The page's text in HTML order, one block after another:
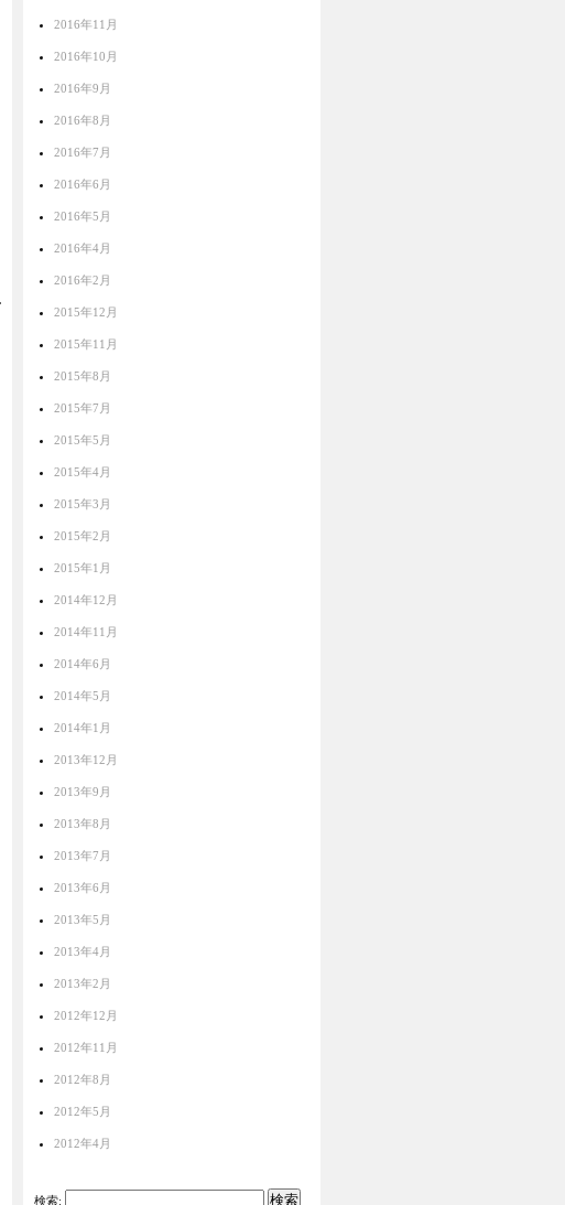
2016年11月
2016年10月
2016年9月
2016年8月
2016年7月
2016年6月
2016年5月
2016年4月
2016年2月
2015年12月
2015年11月
2015年8月
2015年7月
2015年5月
2015年4月
2015年3月
2015年2月
2015年1月
2014年12月
2014年11月
2014年6月
2014年5月
2014年1月
2013年12月
2013年9月
2013年8月
2013年7月
2013年6月
2013年5月
2013年4月
2013年2月
2012年12月
2012年11月
2012年8月
2012年5月
2012年4月
検索: